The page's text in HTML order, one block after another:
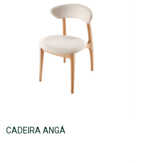
CADEIRA ANGÁ